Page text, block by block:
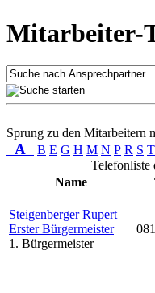
Mitarbeiter-
Sprung zu den Mitarbeitern
A B E G H M N P R S T
Telefonliste
Name
Steigenberger Rupert
Erster Bürgermeister
1. Bürgermeister